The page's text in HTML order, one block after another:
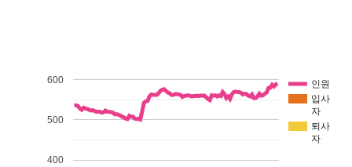
인원
입사
자
퇴사
자
400
500
600